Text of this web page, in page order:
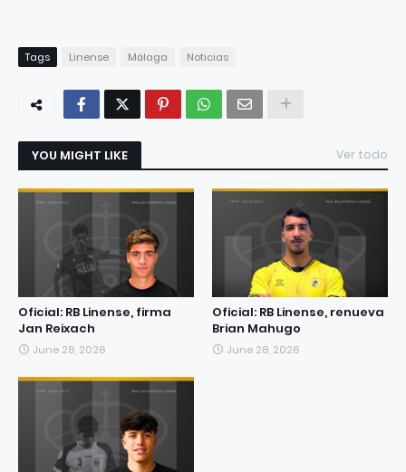
Tags Linense Málaga Noticias
YOU MIGHT LIKE Ver todo
Oficial: RB Linense, firma
Jan Reixach
June 28, 2026
Oficial: RB Linense, renueva
Brian Mahugo
June 28, 2026